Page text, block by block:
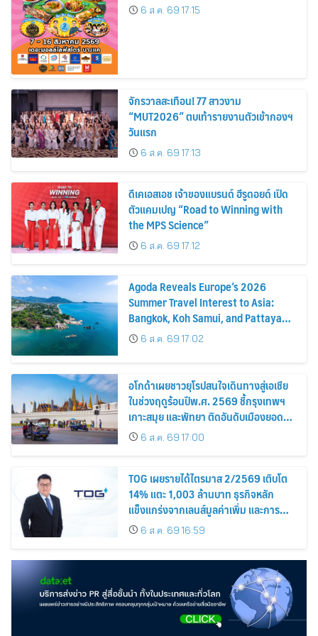
6 ส.ค. 69 17:15
จักรวาลสะเทือน! 77 สาวงาม
“MUT2026” ตบเท้ารายงานตัวเข้ากองฯ
วันแรก
6 ส.ค. 69 17:13
ดีเคเอสเอช เจ้าของแบรนด์ ฮีรูดอยด์ เปิด
ตัวแคมเปญ “Road to Winning with
the MPS Science”
6 ส.ค. 69 17:12
Agoda Reveals Europe’s 2026
Summer Travel Interest to Asia:
Bangkok, Koh Samui, and Pattaya
Among the Top Cities
6 ส.ค. 69 17:02
อโกด้าเผยชาวยุโรปสนใจเดินทางสู่เอเชีย
ในช่วงฤดูร้อนปีพ.ศ. 2569 ชี้กรุงเทพฯ
เกาะสมุย และพัทยา ติดอันดับเมืองยอด
นิยม6 ส.ค. 69 17:00
TOG เผยรายได้ไตรมาส 2/2569 เติบโต
14% แตะ 1,003 ล้านบาท ธุรกิจหลัก
แข็งแกร่งจากเลนส์มูลค่าเพิ่ม และการ
ขยายตลาดต่างประเทศ พร้อมเดินหน้า
ลงทุนเพื่อการเติบโตระยะยาว
6 ส.ค. 69 16:59